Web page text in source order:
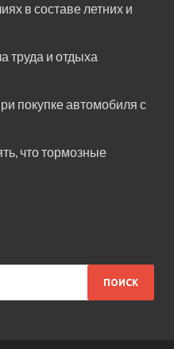
в составе летних и
труда и отдыха
покупке автомобиля с
что тормозные